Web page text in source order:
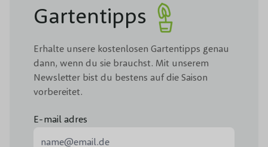
Gartentipps
Erhalte unsere kostenlosen Gartentipps genau
dann, wenn du sie brauchst. Mit unserem
Newsletter bist du bestens auf die Saison
vorbereitet.
E-mail adres